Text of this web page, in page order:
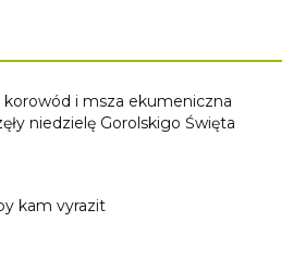
korowód i msza ekumeniczna
niedzielę Gorolskigo Święta
kam vyrazit